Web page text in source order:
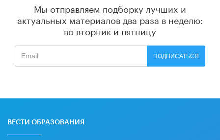
Мы отправляем подборку лучших и
актуальных материалов два раза в неделю:
во вторник и пятницу
ПОДПИСАТЬСЯ
ВЕСТИ ОБРАЗОВАНИЯ